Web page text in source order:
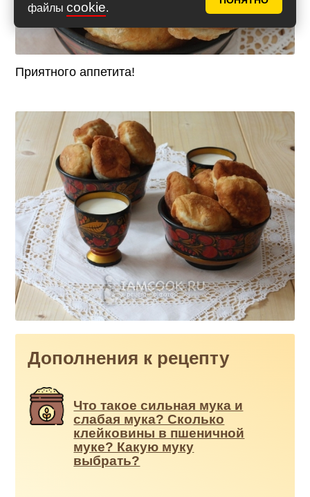
файлы cookie.
Приятного аппетита!
Дополнения к рецепту
Что такое сильная мука и
слабая мука? Сколько
клейковины в пшеничной
муке? Какую муку
выбрать?